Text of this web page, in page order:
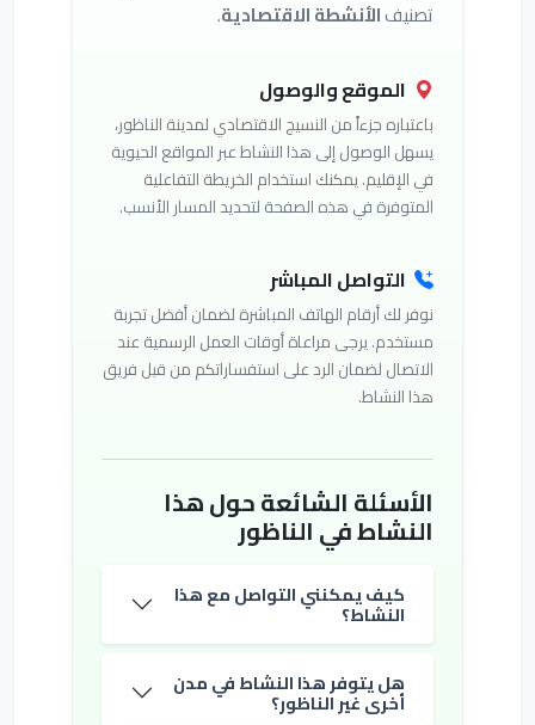
تصنيفالأنشطة الاقتصادية.
الموقع والوصول
باعتباره جزءاً من النسيج الاقتصادي لمدينة الناظور،
يسهل الوصول إلى هذا النشاط عبر المواقع الحيوية
في الإقليم. يمكنك استخدام الخريطة التفاعلية
المتوفرة في هذه الصفحة لتحديد المسار الأنسب.
التواصل المباشر
نوفر لك أرقام الهاتف المباشرة لضمان أفضل تجربة
مستخدم. يرجى مراعاة أوقات العمل الرسمية عند
الاتصال لضمان الرد على استفساراتكم من قبل فريق
هذا النشاط.
الأسئلة الشائعة حول هذا
النشاط في الناظور
كيف يمكنني التواصل مع هذا
النشاط؟
هل يتوفر هذا النشاط في مدن
أخرى غير الناظور؟